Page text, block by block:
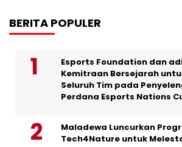
BERITA POPULER
Esports Foundation dan
Kemitraan Bersejarah
Seluruh Tim pada
Perdana Esports Nations
Maladewa Luncurkan
Tech4Nature untuk